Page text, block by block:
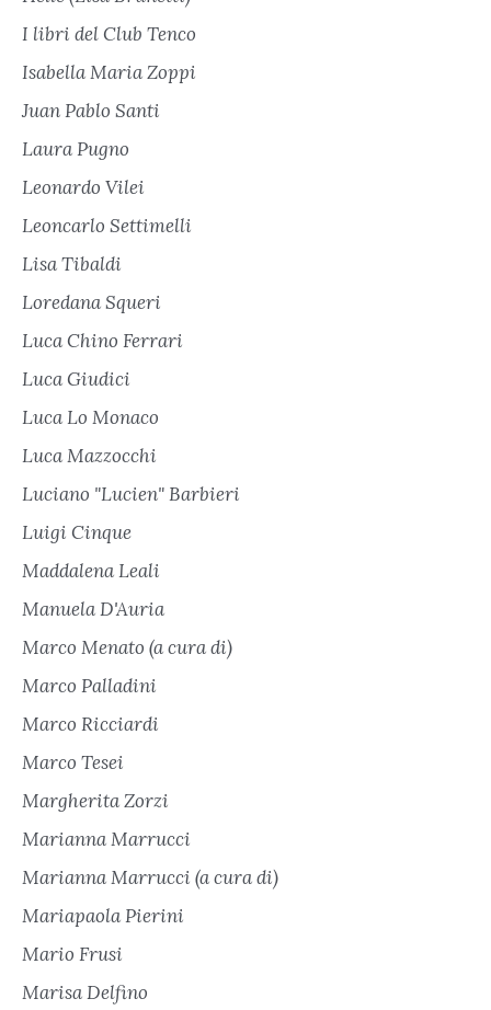
I libri del Club Tenco
Isabella Maria Zoppi
Juan Pablo Santi
Laura Pugno
Leonardo Vilei
Leoncarlo Settimelli
Lisa Tibaldi
Loredana Squeri
Luca Chino Ferrari
Luca Giudici
Luca Lo Monaco
Luca Mazzocchi
Luciano "Lucien" Barbieri
Luigi Cinque
Maddalena Leali
Manuela D'Auria
Marco Menato (a cura di)
Marco Palladini
Marco Ricciardi
Marco Tesei
Margherita Zorzi
Marianna Marrucci
Marianna Marrucci (a cura di)
Mariapaola Pierini
Mario Frusi
Marisa Delfino